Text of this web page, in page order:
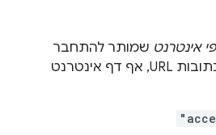
אינטרנט שמותר להתחבר
אליהם. אם לא מציינים כתובות URL, אף דף אינטרנט